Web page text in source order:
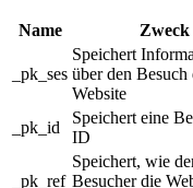
Name Zweck
_pk_ses
Speichert
über den Besuch
Website
_pk_id
Speichert eine
ID
_pk_ref
Speichert, wie
Besucher die